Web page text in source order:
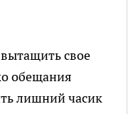
свое
обещания
лишний часик